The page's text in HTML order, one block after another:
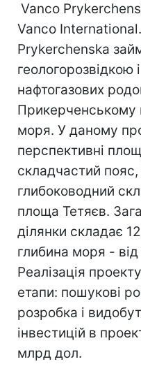
Vanco
Vanco
Prykerchenska
геологорозвідкою
нафтогазових
Прикерченському
моря. У даному
перспективні
складчастий
глибоководний
площа Тетяєв.
ділянки складає
глибина моря -
Реалізація
етапи: пошукові
розробка і
інвестицій в
млрд дол.